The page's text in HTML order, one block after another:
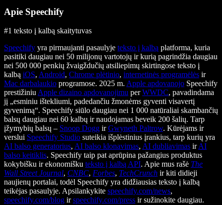
Apie Speechify
#1 teksto į kalbą skaitytuvas
Speechify yra pirmaujanti pasaulyje teksto į kalbą platforma, kuria
pasitiki daugiau nei 50 milijonų vartotojų ir kurią pagrindžia daugiau
nei 500 000 penkių žvaigždučių atsiliepimų skirtingose teksto į
kalbą iOS, Android, Chrome plėtinio, internetinės programėlės ir
Mac darbalaukio programose. 2025 m. Apple apdovanojo Speechify
prestižiniu Apple dizaino apdovanojimu perWWDC, pavadindama
jį „esminiu ištekliumi, padedančiu žmonėms gyventi visavertį
gyvenimą“. Speechify siūlo daugiau nei 1 000 natūraliai skambančių
balsų daugiau nei 60 kalbų ir naudojamas beveik 200 šalių. Tarp
įžymybių balsų – Snoop Dogg irGwyneth Paltrow. Kūrėjams ir
verslui Speechify Studio suteikia išplėstinius įrankius, tarp kurių yra
AI balso generatorius, AI balso klonavimas, AI dubliavimas irAI
balso keitiklis. Speechify taip pat aprūpina pažangius produktus
kokybišku ir ekonomišku teksto į kalbą API. Apie mus rašė The
Wall Street Journal, CNBC, Forbes, TechCrunch ir kiti didieji
naujienų portalai, todėl Speechify yra didžiausias teksto į kalbą
teikėjas pasaulyje. Apsilankykite speechify.com/news,
speechify.com/blog irspeechify.com/press ir sužinokite daugiau.